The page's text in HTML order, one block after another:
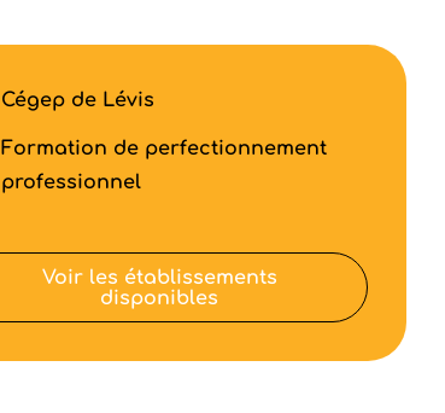
Cégep de Lévis
Formation de perfectionnement
professionnel
Voir les établissements
disponibles